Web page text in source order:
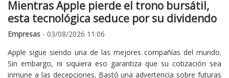
Mientras Apple pierde el trono bursátil,
esta tecnológica seduce por su dividendo
Empresas - 03/08/2026 11:06
Apple sigue siendo una de las mejores compañías del mundo.
Sin embargo, ni siquiera eso garantiza que su cotización sea
inmune a las decepciones. Bastó una advertencia sobre futuras